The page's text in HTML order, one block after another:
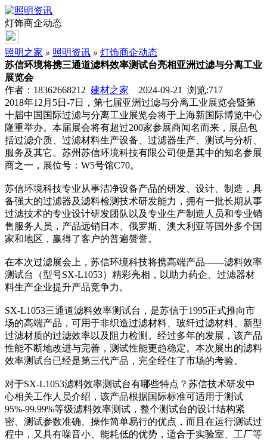
灯饰商企动态
照明之家 » 照明资讯 » 灯饰商企动态
苏信环境将携三通道滤料效率测试台亮相亚洲过滤与分离工业
展览会
作者：18362668212 建材之家 2024-09-21 浏览:717
2018年12月5日-7日，第七届亚洲过滤与分离工业展览会暨第
十届中国国际过滤与分离工业展览会将于上海新国际博览中心
隆重举办。本届展会将有超过200家参展商闻名而来，展品包
括过滤介质、过滤材料生产设备、过滤器生产、测试与分析、
服务及其它。苏州苏信环境科技有限公司便是其中的知名参展
商之一，展位号：W5号馆C70。
苏信环境科技专业从事洁净设备产品的研发、设计、制造，具
备强大的过滤器及滤料检测技术研发能力，拥有一批长期从事
过滤技术的专业设计研发团队以及专业生产制造人员和专业销
售服务人员，产品远销日本、俄罗斯、澳大利亚等国外多个国
家和地区，赢得了客户的普遍赞誉。
在本次过滤展会上，苏信环境科技将携高端产品——滤料效率
测试台（型号SX-L1053）精彩亮相，以助力药企、过滤器材
料生产企业提升产品竞争力。
SX-L1053三通道滤料效率测试台，是苏信于1995正式推向市
场的高端产品，可用于非织造过滤材料、玻纤过滤材料、新型
过滤材质的过滤效率以及阻力检测。经过多年的发展，该产品
性能不断地改进与完善，测试性能更趋稳定。本次展出的滤料
效率测试台已经是第三代产品，完全经住了市场的考验。
对于SX-L1053滤料效率测试台有哪些特点？苏信技术研发中
心相关工作人员介绍，该产品根据国际标准可适用于测试
95%-99.99%等级滤料效率测试，整个测试台的设计结构紧
密、测试参数准确、操作简单易行的优点，而且在运行测试过
程中，又具有噪音小、能耗低的优势，适合于实验室、工厂等